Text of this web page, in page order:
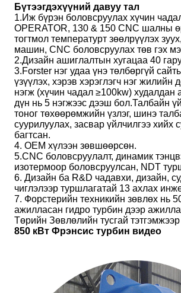
Бүтээгдэхүүний давуу тал
1.Иж бүрэн боловсруулах хүчин
OPERATOR, 130 & 150 CNC шалны
тогтмол температурт зөөлрүүлэх
машин, CNC боловсруулах төв гэх
2.Дизайн ашиглалтын хугацаа 40
3.Forster нэг удаа үнэ төлбөргүй
үзүүлэх, хэрэв хэрэглэгч нэг жилийн
нэгж (хүчин чадал ≥100kw) худалдан
дүн нь 5 нэгжээс дээш бол.Талбайн
тоног төхөөрөмжийн үзлэг, шинэ
суурилуулах, засвар үйлчилгээ хийх
багтсан.
4. OEM хүлээн зөвшөөрсөн.
5.CNC боловсруулалт, динамик
изотермоор боловсруулсан, NDT
6. Дизайн ба R&D чадавхи, дизайн,
чиглэлээр туршлагатай 13 ахлах
7. Форстерийн техникийн зөвлөх нь
ажилласан гидро турбин дээр
Төрийн Зөвлөлийн тусгай
850 кВт Фрэнсис турбин видео